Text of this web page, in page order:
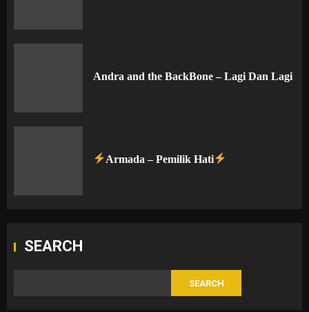
Andra and the BackBone – Lagi Dan Lagi
Armada – Pemilik Hati
SEARCH
SEARCH